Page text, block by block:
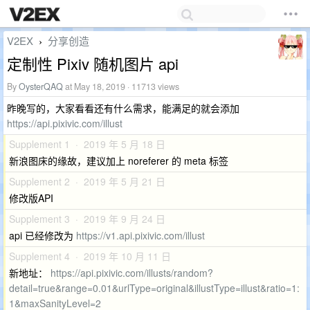
V2EX › 分享创造
定制性 Pixiv 随机图片 api
ByOysterQAQat May 18, 2019 · 11713 views
昨晚写的，大家看看还有什么需求，能满足的就会添加
https://api.pixivic.com/illust
Supplement 1 · 2019 年 5 月 18 日
新浪图床的缘故，建议加上 noreferer 的 meta 标签
Supplement 2 · 2019 年 5 月 21 日
修改版API
Supplement 3 · 2019 年 9 月 24 日
api 已经修改为 https://v1.api.pixivic.com/illust
Supplement 4 · 2019 年 10 月 11 日
新地址： https://api.pixivic.com/illusts/random?
detail=true&range=0.01&urlType=original&illustType=illust&ratio=1:
1&maxSanityLevel=2